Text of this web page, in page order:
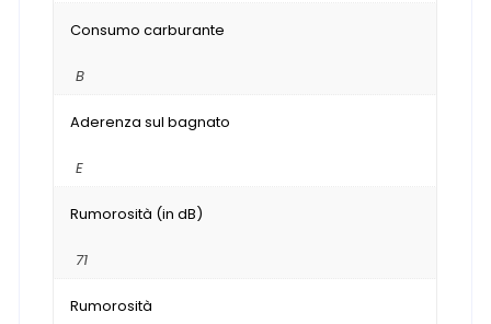
Consumo carburante
B
Aderenza sul bagnato
E
Rumorosità (in dB)
71
Rumorosità